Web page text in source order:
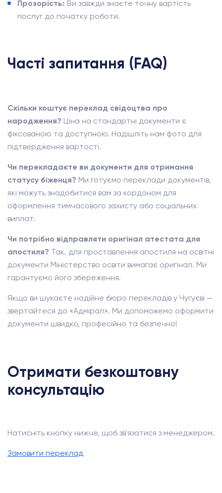
Прозорість: Ви завжди знаєте точну вартість
послуг до початку роботи.
Часті запитання (FAQ)
Скільки коштує переклад свідоцтва про
народження? Ціна на стандартні документи є
фіксованою та доступною. Надішліть нам фото для
підтвердження вартості.
Чи перекладаєте ви документи для отримання
статусу біженця? Ми готуємо переклади документів,
які можуть знадобитися вам за кордоном для
оформлення тимчасового захисту або соціальних
виплат.
Чи потрібно відправляти оригінал атестата для
апостиля? Так, для проставлення апостиля на освітні
документи Міністерство освіти вимагає оригінал. Ми
гарантуємо його збереження.
Якщо ви шукаєте надійне бюро перекладів у Чугуєві —
звертайтеся до «Адмірал». Ми допоможемо оформити
документи швидко, професійно та безпечно!
Отримати безкоштовну
консультацію
Натисніть кнопку нижче, щоб зв'язатися з менеджером.
Замовити переклад